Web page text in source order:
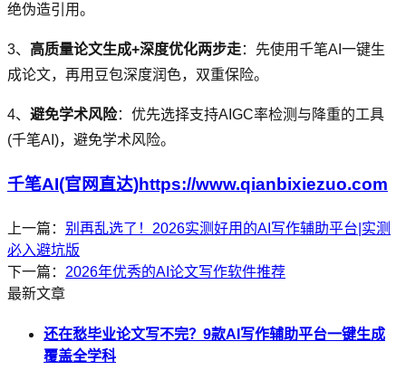
绝伪造引用。
3、 高质量论文生成+深度优化两步走：先使用千笔AI一键生
成论文，再用豆包深度润色，双重保险。
4、 避免学术风险：优先选择支持AIGC率检测与降重的工具
(千笔AI)，避免学术风险。
千笔AI(官网直达)https://www.qianbixiezuo.com
上一篇： 别再乱选了！2026实测好用的AI写作辅助平台|实测
必入避坑版
下一篇： 2026年优秀的AI论文写作软件推荐
最新文章
还在愁毕业论文写不完？9款AI写作辅助平台一键生成
覆盖全学科